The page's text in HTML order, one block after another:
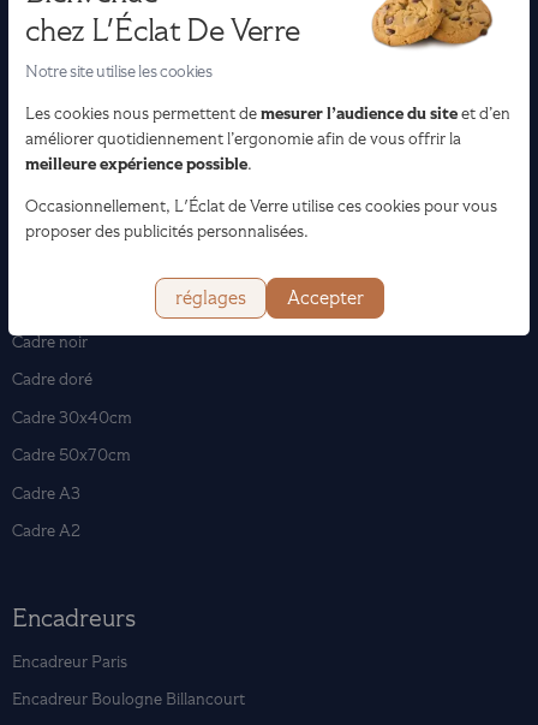
chez L'Éclat De Verre
Notre site utilise les cookies
Les cookies nous permettent demesurer l’audience du siteet d’en
améliorer quotidiennement l’ergonomie afin de vous offrir la
meilleure expérience possible.
Occasionnellement, L'Éclat de Verre utilise ces cookies pour vous
proposer des publicités personnalisées.
réglages Accepter
Loisirs créatifs
Beaux-Arts
Les encadrements
Encadrement affiche & poster
Cadre noir
Cadre doré
Cadre 30x40cm
Cadre 50x70cm
Cadre A3
Cadre A2
Encadreurs
Encadreur Paris
Encadreur Boulogne Billancourt